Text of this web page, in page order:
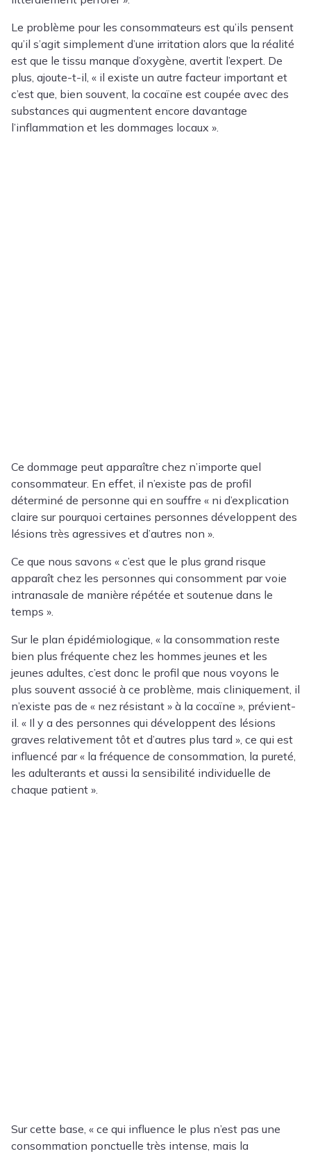
Le problème pour les consommateurs est qu’ils pensent
qu’il s’agit simplement d’une irritation alors que la réalité
est que le tissu manque d’oxygène, avertit l’expert. De
plus, ajoute-t-il, « il existe un autre facteur important et
c’est que, bien souvent, la cocaïne est coupée avec des
substances qui augmentent encore davantage
l’inflammation et les dommages locaux ».
Ce dommage peut apparaître chez n’importe quel
consommateur. En effet, il n’existe pas de profil
déterminé de personne qui en souffre « ni d’explication
claire sur pourquoi certaines personnes développent des
lésions très agressives et d’autres non ».
Ce que nous savons « c’est que le plus grand risque
apparaît chez les personnes qui consomment par voie
intranasale de manière répétée et soutenue dans le
temps ».
Sur le plan épidémiologique, « la consommation reste
bien plus fréquente chez les hommes jeunes et les
jeunes adultes, c’est donc le profil que nous voyons le
plus souvent associé à ce problème, mais cliniquement, il
n’existe pas de « nez résistant » à la cocaïne », prévient-
il. « Il y a des personnes qui développent des lésions
graves relativement tôt et d’autres plus tard », ce qui est
influencé par « la fréquence de consommation, la pureté,
les adulterants et aussi la sensibilité individuelle de
chaque patient ».
Sur cette base, « ce qui influence le plus n’est pas une
consommation ponctuelle très intense, mais la